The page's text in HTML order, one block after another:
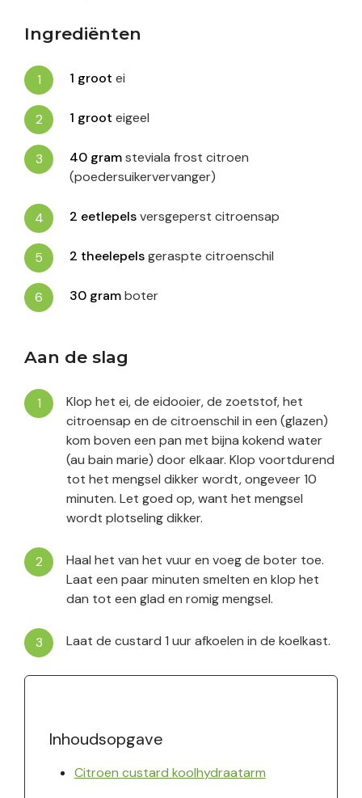
Ingrediënten
1 groot ei
1 groot eigeel
40 gramsteviala frost citroen
(poedersuikervervanger)
2 eetlepelsversgeperst citroensap
2 theelepelsgeraspte citroenschil
30 gramboter
Aan de slag
Klop het ei, de eidooier, de zoetstof, het
citroensap en de citroenschil in een (glazen)
kom boven een pan met bijna kokend water
(au bain marie) door elkaar. Klop voortdurend
tot het mengsel dikker wordt, ongeveer 10
minuten. Let goed op, want het mengsel
wordt plotseling dikker.
Haal het van het vuur en voeg de boter toe.
Laat een paar minuten smelten en klop het
dan tot een glad en romig mengsel.
Laat de custard 1 uur afkoelen in de koelkast.
Inhoudsopgave
Citroen custard koolhydraatarm